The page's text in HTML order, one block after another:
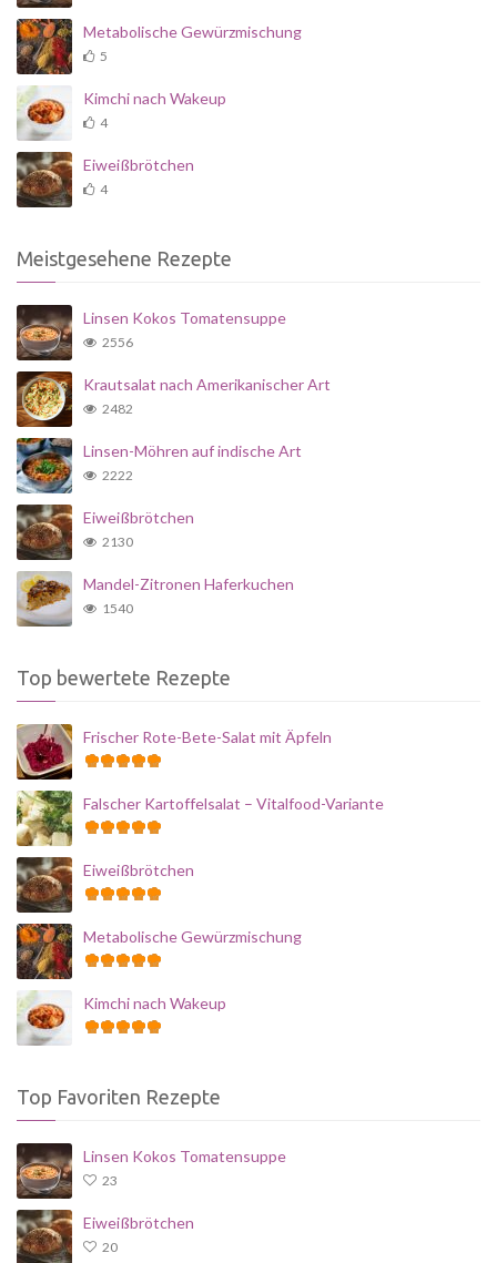
Metabolische Gewürzmischung
5
Kimchi nach Wakeup
4
Eiweißbrötchen
4
Meistgesehene Rezepte
Linsen Kokos Tomatensuppe
2556
Krautsalat nach Amerikanischer Art
2482
Linsen-Möhren auf indische Art
2222
Eiweißbrötchen
2130
Mandel-Zitronen Haferkuchen
1540
Top bewertete Rezepte
Frischer Rote-Bete-Salat mit Äpfeln
Falscher Kartoffelsalat – Vitalfood-Variante
Eiweißbrötchen
Metabolische Gewürzmischung
Kimchi nach Wakeup
Top Favoriten Rezepte
Linsen Kokos Tomatensuppe
23
Eiweißbrötchen
20